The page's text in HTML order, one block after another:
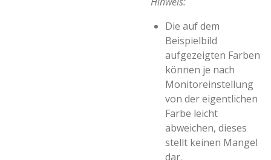
Die auf dem
Beispielbild
aufgezeigten Farben
können je nach
Monitoreinstellung
von der eigentlichen
Farbe leicht
abweichen, dieses
stellt keinen Mangel
dar.